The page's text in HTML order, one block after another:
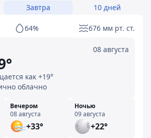
Завтра 10 дней
64% 676 мм рт. ст.
08 августа
как +19°
облачно
Вечером
08 августа
+33°
Ночью
09 августа
+22°